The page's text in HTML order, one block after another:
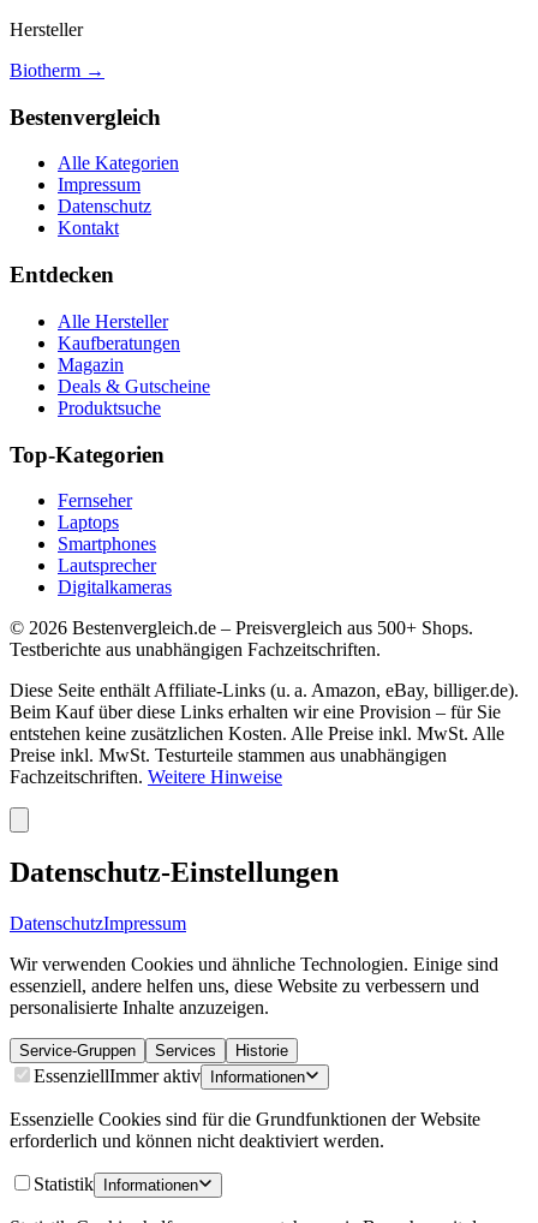
Hersteller
Biotherm →
Bestenvergleich
Alle Kategorien
Impressum
Datenschutz
Kontakt
Entdecken
Alle Hersteller
Kaufberatungen
Magazin
Deals & Gutscheine
Produktsuche
Top-Kategorien
Fernseher
Laptops
Smartphones
Lautsprecher
Digitalkameras
© 2026 Bestenvergleich.de – Preisvergleich aus 500+ Shops.
Testberichte aus unabhängigen Fachzeitschriften.
Diese Seite enthält Affiliate-Links (u. a. Amazon, eBay, billiger.de).
Beim Kauf über diese Links erhalten wir eine Provision – für Sie
entstehen keine zusätzlichen Kosten. Alle Preise inkl. MwSt. Alle
Preise inkl. MwSt. Testurteile stammen aus unabhängigen
Fachzeitschriften. Weitere Hinweise
Datenschutz-Einstellungen
DatenschutzImpressum
Wir verwenden Cookies und ähnliche Technologien. Einige sind
essenziell, andere helfen uns, diese Website zu verbessern und
personalisierte Inhalte anzuzeigen.
Service-Gruppen Services Historie
EssenziellImmer aktiv Informationen
Essenzielle Cookies sind für die Grundfunktionen der Website
erforderlich und können nicht deaktiviert werden.
Statistik Informationen